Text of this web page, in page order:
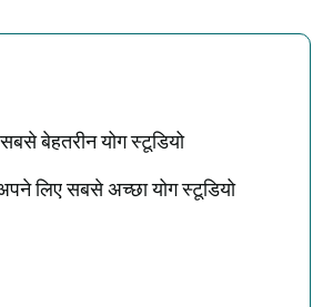
बेहतरीन योग स्टूडियो
लिए सबसे अच्छा योग स्टूडियो